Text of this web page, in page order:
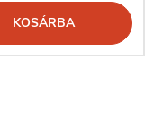
KOSÁRBA